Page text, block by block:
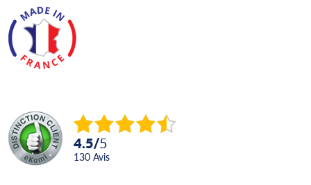
4.5/5
130 avis